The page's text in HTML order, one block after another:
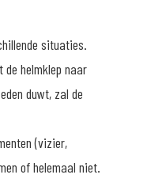
situaties.
helmklep naar
duwt, zal de
(vizier,
of helemaal niet.